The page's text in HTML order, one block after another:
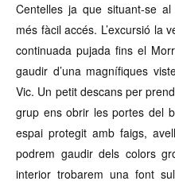
Centelles ja que situant-se
més fàcil accés. L’excursió la
continuada pujada fins el
gaudir d’una magnífiques
Vic. Un petit descans per
grup ens obrir les portes del
espai protegit amb faigs,
podrem gaudir dels colors
interior trobarem una font